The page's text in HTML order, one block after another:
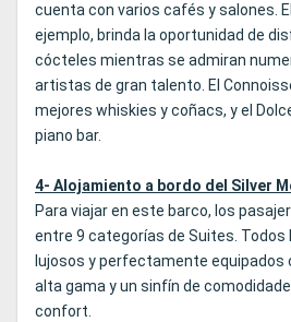
cuenta con varios cafés y salones.
ejemplo, brinda la oportunidad de
cócteles mientras se admiran
artistas de gran talento. El
mejores whiskies y coñacs, y el
piano bar.
4- Alojamiento a bordo del Silver
Para viajar en este barco, los
entre 9 categorías de Suites. Todos
lujosos y perfectamente equipados
alta gama y un sinfín de
confort.